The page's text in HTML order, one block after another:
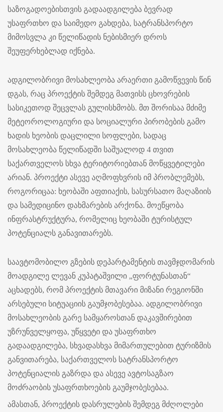
საზოგადოებისთვის გადაადგილება ბევრად
უსაფრთხო და საიმედო გახდება, სატრანსპორტო
მიმოსვლა კი წელიწადის ნებისმიერ დროს
შეუფერხებლად იქნება.
ადგილობრივი მოსახლეობა არაერთი გამოწვევის წინ
დგას, რაც პროექტის შემდეგ მათვისს ცხოვრების
სასიკეთოდ შეცვლას გულისხმობს. მთ შორისაა მძიმე
მეტეოროლოგიური და სოციალური პირობების გამო
ხადის ხეობის დაცლილი სოფლები, სადაც
მოსახლეობა წელიწადში საშუალოდ 4 თვით
საქართველოს სხვა ტერიტორიებთან მოწყვეტილები
არიან. პროექტი ასევე აღმოფხვრის იმ პრობლემებს,
როგორიცაა: ხეობაში აფთიაქის, სასურსათო მაღაზიის
და სამედიცინო დახმარების არქონა. მოეწყობა
ინფრასტრუქტურა, რომელიც ხეობაში ტურისტულ
პოტენციალს განავითარებს.
საავტომობილო გზების დეპარტამენტის თავმჯდომარის
მოადგილე ლევან კუპატაშვილი „ფორტუნასთან“
აცხადებს, რომ პროექტის მთავარი მიზანი რეგიონში
არსებული სიტუაციის გაუმჯობესებაა. ადგილობრივი
მოსახლეობის გარე სამყაროსთან დაკავშირებით
უზრუნველყოფა, უწყვეტი და უსაფრთხო
გადაადგილება, სხვადასხვა მიმართულებით ტურიზმის
განვითარება, საქართველოს სატრანსპორტო
პოტენციალის გაზრდა და ასევე ავტოსაგზაო
მოძრაობის უსაფრთხოების გაუმჯობესებაა.
ამასთან, პროექტის დასრულების შემდეგ მძღოლები